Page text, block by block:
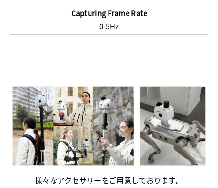
Capturing Frame Rate
0-5Hz
様々なアクセサリーをご用意しております。